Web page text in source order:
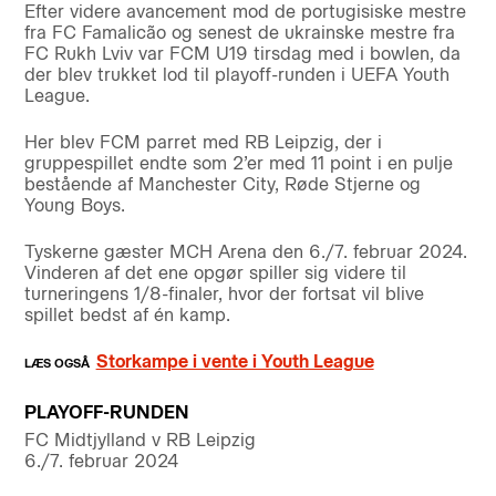
Efter videre avancement mod de portugisiske mestre
fra FC Famalicão og senest de ukrainske mestre fra
FC Rukh Lviv var FCM U19 tirsdag med i bowlen, da
der blev trukket lod til playoff-runden i UEFA Youth
League.
Her blev FCM parret med RB Leipzig, der i
gruppespillet endte som 2’er med 11 point i en pulje
bestående af Manchester City, Røde Stjerne og
Young Boys.
Tyskerne gæster MCH Arena den 6./7. februar 2024.
Vinderen af det ene opgør spiller sig videre til
turneringens 1/8-finaler, hvor der fortsat vil blive
spillet bedst af én kamp.
Storkampe i vente i Youth League
PLAYOFF-RUNDEN
FC Midtjylland v RB Leipzig
6./7. februar 2024